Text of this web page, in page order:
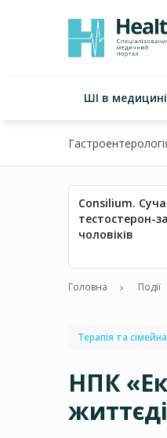
ШІ в медицині
Consilium.
тестостерон-
чоловіків
Головна Події
Терапія та
НПК